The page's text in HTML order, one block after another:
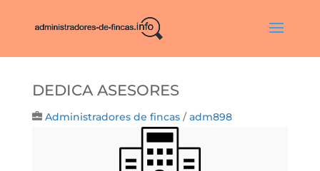
DEDICA ASESORES
Administradores de fincas/ adm898